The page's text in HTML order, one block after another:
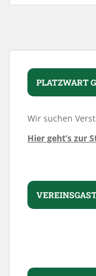
PLATZWART
Wir suchen
Hier geht’s zur